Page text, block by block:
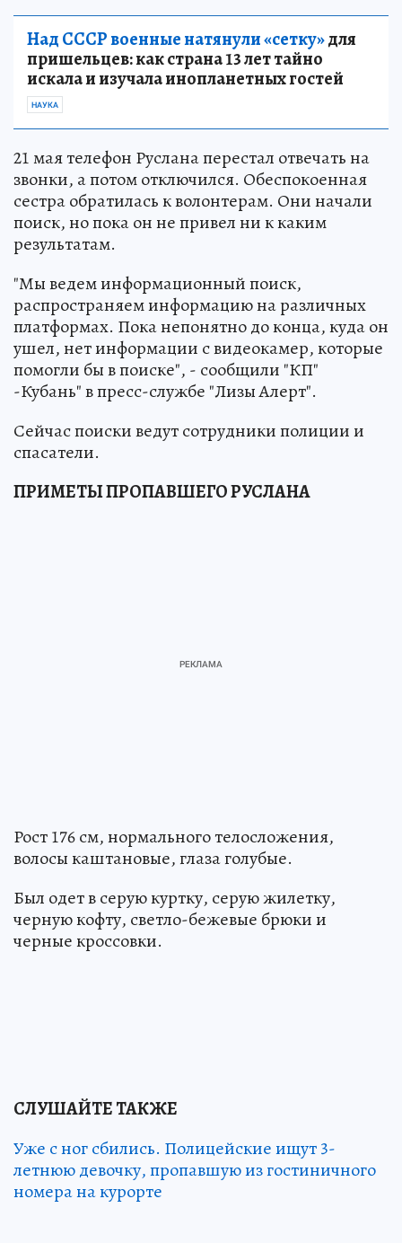
Над СССР военные натянули «сетку»для
пришельцев: как страна 13 лет тайно
искала и изучала инопланетных гостей
НАУКА
21 мая телефон Руслана перестал отвечать на
звонки, а потом отключился. Обеспокоенная
сестра обратилась к волонтерам. Они начали
поиск, но пока он не привел ни к каким
результатам.
"Мы ведем информационный поиск,
распространяем информацию на различных
платформах. Пока непонятно до конца, куда он
ушел, нет информации с видеокамер, которые
помогли бы в поиске", - сообщили "КП"
-Кубань" в пресс-службе "Лизы Алерт".
Сейчас поиски ведут сотрудники полиции и
спасатели.
ПРИМЕТЫ ПРОПАВШЕГО РУСЛАНА
Рост 176 см, нормального телосложения,
волосы каштановые, глаза голубые.
Был одет в серую куртку, серую жилетку,
черную кофту, светло-бежевые брюки и
черные кроссовки.
СЛУШАЙТЕ ТАКЖЕ
Уже с ног сбились. Полицейские ищут 3-
летнюю девочку, пропавшую из гостиничного
номера на курорте